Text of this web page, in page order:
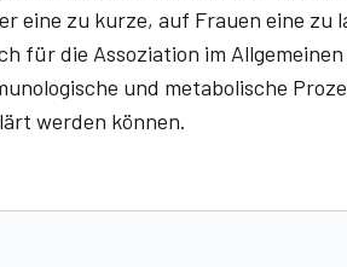
eine zu kurze, auf Frauen eine zu
für die Assoziation im
und metabolische
werden können.